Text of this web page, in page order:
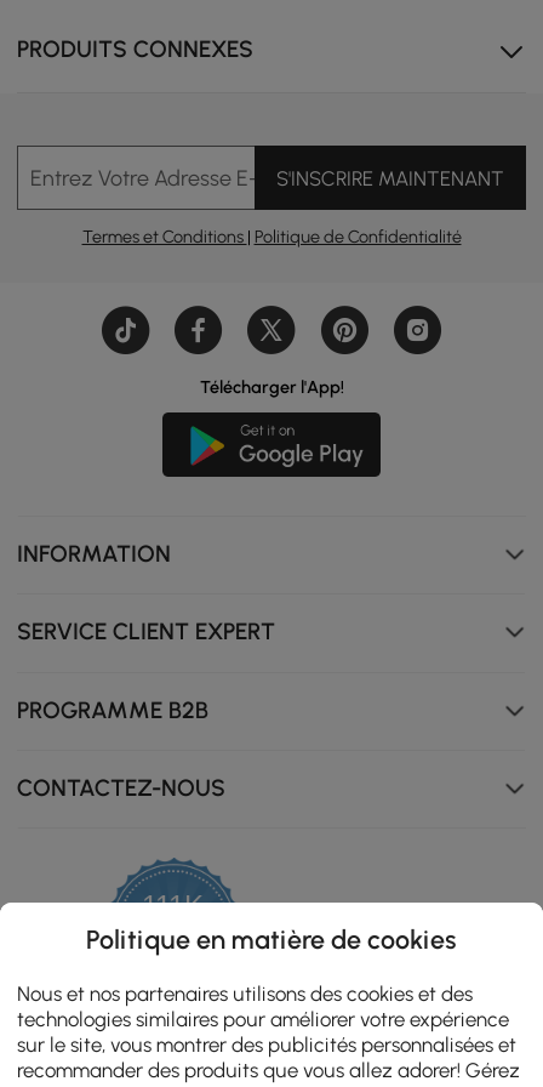
PRODUITS CONNEXES
Entrez Votre Adresse E-mailS'INSCRIRE MAINTENANT
Termes et Conditions | Politique de Confidentialité
Télécharger l'App!
INFORMATION
SERVICE CLIENT EXPERT
PROGRAMME B2B
CONTACTEZ-NOUS
111K
4.8
star
ZERTIFIZIERTE BEWERTUNGEN
Politique en matière de cookies
Nous et nos partenaires utilisons des cookies et des
technologies similaires pour améliorer votre expérience
sur le site, vous montrer des publicités personnalisées et
recommander des produits que vous allez adorer! Gérez